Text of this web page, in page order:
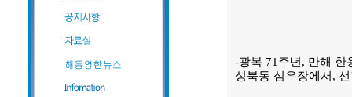
-광복 71주년, 만해 한
성북동 심우장에서,